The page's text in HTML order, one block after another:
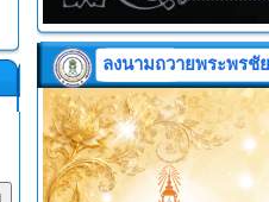
ลงนามถวายพระพรชั